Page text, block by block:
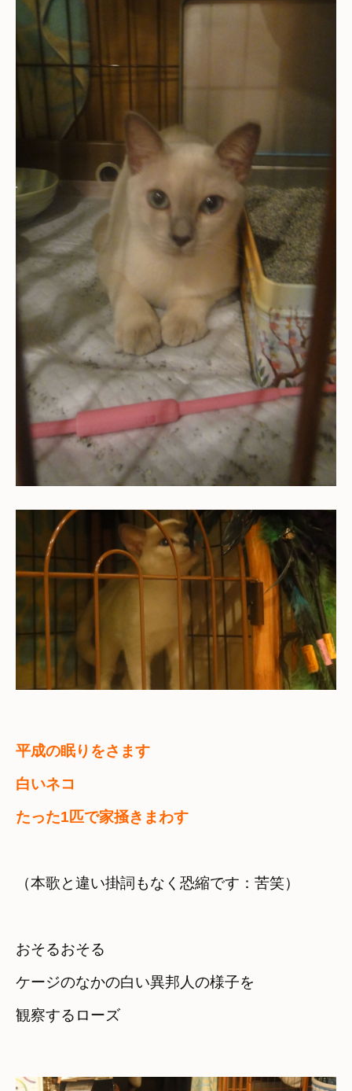
平成の眠りをさます
白いネコ
たった1匹で家掻きまわす
（本歌と違い掛詞もなく恐縮です：苦笑）
おそるおそる
ケージのなかの白い異邦人の様子を
観察するローズ